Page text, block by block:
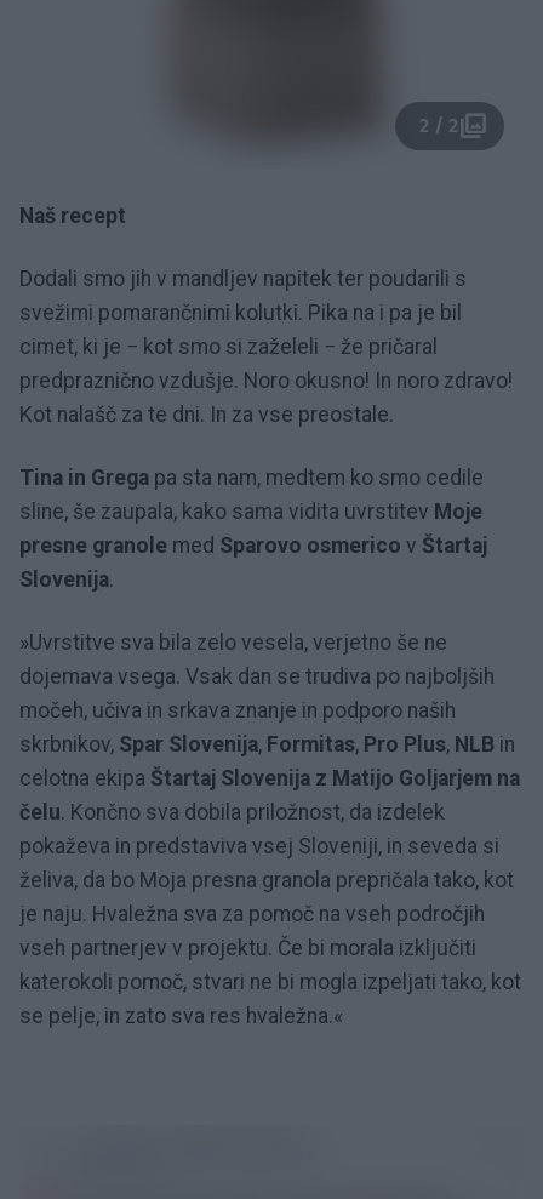
2 / 2
Naš recept
Dodali smo jih v mandljev napitek ter poudarili s
svežimi pomarančnimi kolutki. Pika na i pa je bil
cimet, ki je − kot smo si zaželeli − že pričaral
predpraznično vzdušje. Noro okusno! In noro zdravo!
Kot nalašč za te dni. In za vse preostale.
Tina in Grega pa sta nam, medtem ko smo cedile
sline, še zaupala, kako sama vidita uvrstitev Moje
presne granole med Sparovo osmerico v Štartaj
Slovenija.
»Uvrstitve sva bila zelo vesela, verjetno še ne
dojemava vsega. Vsak dan se trudiva po najboljših
močeh, učiva in srkava znanje in podporo naših
skrbnikov, Spar Slovenija, Formitas, Pro Plus, NLB in
celotna ekipa Štartaj Slovenija z Matijo Goljarjem na
čelu. Končno sva dobila priložnost, da izdelek
pokaževa in predstaviva vsej Sloveniji, in seveda si
želiva, da bo Moja presna granola prepričala tako, kot
je naju. Hvaležna sva za pomoč na vseh področjih
vseh partnerjev v projektu. Če bi morala izključiti
katerokoli pomoč, stvari ne bi mogla izpeljati tako, kot
se pelje, in zato sva res hvaležna.«